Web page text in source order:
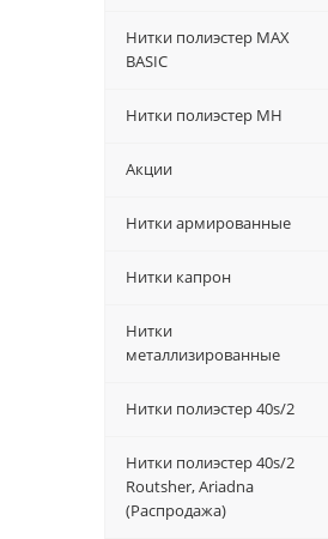
Нитки полиэстер MAX
BASIC
Нитки полиэстер MH
Акции
Нитки армированные
Нитки капрон
Нитки
металлизированные
Нитки полиэстер 40s/2
Нитки полиэстер 40s/2
Routsher, Ariadna
(Распродажа)